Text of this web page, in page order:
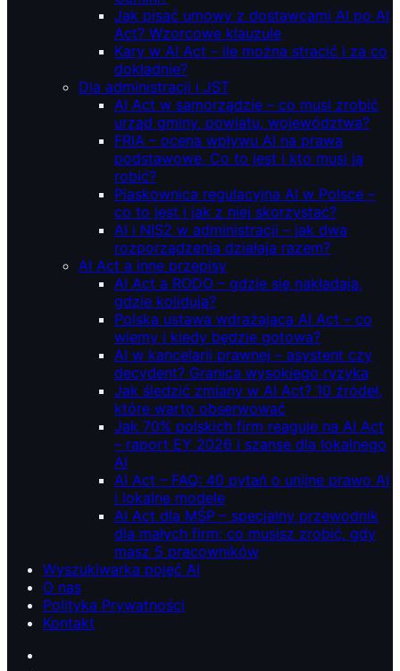
Jak pisać umowy z dostawcami AI po AI
Act? Wzorcowe klauzule
Kary w AI Act – ile można stracić i za co
dokładnie?
Dla administracji i JST
AI Act w samorządzie – co musi zrobić
urząd gminy, powiatu, województwa?
FRIA – ocena wpływu AI na prawa
podstawowe. Co to jest i kto musi ją
robić?
Piaskownica regulacyjna AI w Polsce –
co to jest i jak z niej skorzystać?
AI i NIS2 w administracji – jak dwa
rozporządzenia działają razem?
AI Act a inne przepisy
AI Act a RODO – gdzie się nakładają,
gdzie kolidują?
Polska ustawa wdrażająca AI Act – co
wiemy i kiedy będzie gotowa?
AI w kancelarii prawnej – asystent czy
decydent? Granica wysokiego ryzyka
Jak śledzić zmiany w AI Act? 10 źródeł,
które warto obserwować
Jak 70% polskich firm reaguje na AI Act
– raport EY 2026 i szanse dla lokalnego
AI
AI Act – FAQ: 40 pytań o unijne prawo AI
i lokalne modele
AI Act dla MŚP – specjalny przewodnik
dla małych firm: co musisz zrobić, gdy
masz 5 pracowników
Wyszukiwarka pojęć AI
O nas
Polityka Prywatności
Kontakt